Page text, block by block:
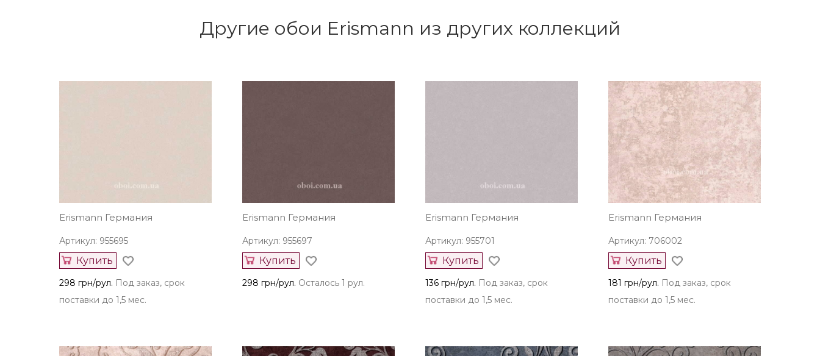
Другие обои Erismann из других коллекций
Erismann Германия
Артикул: 955695
Купить
298 грн/рул. Под заказ, срок
поставки до 1,5 мес.
Erismann Германия
Артикул: 955697
Купить
298 грн/рул. Осталось 1 рул.
Erismann Германия
Артикул: 955701
Купить
136 грн/рул. Под заказ, срок
поставки до 1,5 мес.
Erismann Германия
Артикул: 706002
Купить
181 грн/рул. Под заказ, срок
поставки до 1,5 мес.